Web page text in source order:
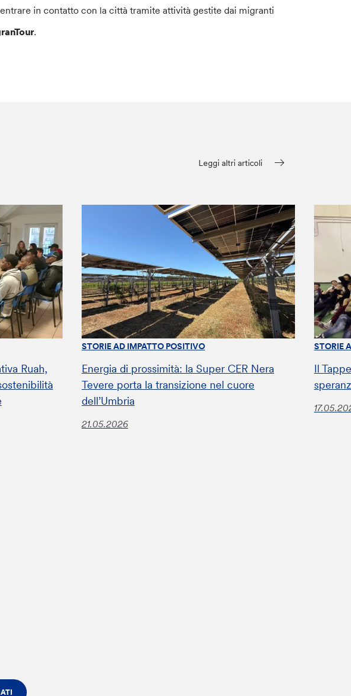
in contatto con la città tramite attività gestite dai migranti
.
Leggi altri articoli
Ruah,
STORIE AD IMPATTO POSITIVO
Energia di prossimità: la Super CER Nera
Tevere porta la transizione nel cuore
dell’Umbria
21.05.2026
STORIE
Il